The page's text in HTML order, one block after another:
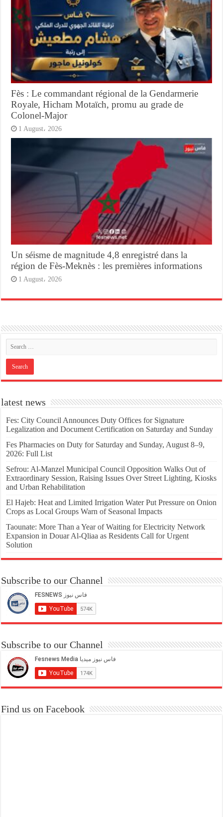
Fès : Le commandant régional de la Gendarmerie
Royale, Hicham Motaïch, promu au grade de
Colonel-Major
1 August، 2026
Un séisme de magnitude 4,8 enregistré dans la
région de Fès-Meknès : les premières informations
1 August، 2026
latest news
Fes: City Council Announces Duty Offices for Signature
Legalization and Document Certification on Saturday and Sunday
Fes Pharmacies on Duty for Saturday and Sunday, August 8–9,
2026: Full List
Sefrou: Al-Manzel Municipal Council Opposition Walks Out of
Extraordinary Session, Raising Issues Over Street Lighting, Kiosks
and Urban Rehabilitation
El Hajeb: Heat and Limited Irrigation Water Put Pressure on Onion
Crops as Local Groups Warn of Seasonal Impacts
Taounate: More Than a Year of Waiting for Electricity Network
Expansion in Douar Al-Qliaa as Residents Call for Urgent
Solution
Subscribe to our Channel
Subscribe to our Channel
Find us on Facebook